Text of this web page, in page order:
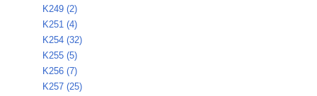
K249 (2)
K251 (4)
K254 (32)
K255 (5)
K256 (7)
K257 (25)